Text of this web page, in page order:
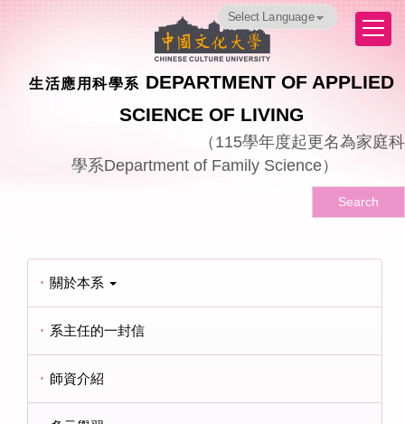
生活應用科學系 DEPARTMENT OF APPLIED
SCIENCE OF LIVING
（ 115學年度起更名為家庭科
學系Department of Family Science）
Translate
Search
關於本系
系主任的一封信
師資介紹